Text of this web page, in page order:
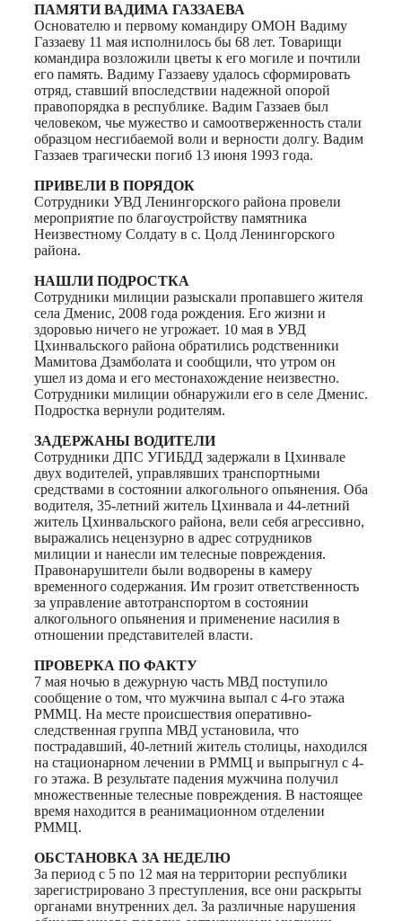
ПАМЯТИВАДИМА ГАЗЗАЕВА
Основателю и первому командиру ОМОН Вадиму
Газзаеву 11 мая исполнилось бы 68 лет. Товарищи
командира возложили цветы к его могиле и почтили
его память. Вадиму Газзаеву удалось сформировать
отряд, ставший впоследствии надежной опорой
правопорядка в республике. Вадим Газзаев был
человеком, чье мужество и самоотверженность стали
образцом несгибаемой воли и верности долгу. Вадим
Газзаев трагически погиб 13 июня 1993 года.
ПРИВЕЛИ В ПОРЯДОК
Сотрудники УВД Ленингорского района провели
мероприятие по благоустройству памятника
Неизвестному Солдату в с. Цолд Ленингорского
района.
НАШЛИ ПОДРОСТКА
Сотрудники милиции разыскали пропавшего жителя
села Дменис, 2008 года рождения. Его жизни и
здоровью ничего не угрожает. 10 мая в УВД
Цхинвальского района обратились родственники
Мамитова Дзамболата и сообщили, что утром он
ушел из дома и его местонахождение неизвестно.
Сотрудники милиции обнаружили его в селе Дменис.
Подростка вернули родителям.
ЗАДЕРЖАНЫ ВОДИТЕЛИ
Сотрудники ДПС УГИБДД задержали в Цхинвале
двух водителей, управлявших транспортными
средствами в состоянии алкогольного опьянения. Оба
водителя, 35-летний житель Цхинвала и 44-летний
житель Цхинвальского района, вели себя агрессивно,
выражались нецензурно в адрес сотрудников
милиции и нанесли им телесные повреждения.
Правонарушители были водворены в камеру
временного содержания. Им грозит ответственность
за управление автотранспортом в состоянии
алкогольного опьянения и применение насилия в
отношении представителей власти.
ПРОВЕРКА ПО ФАКТУ
7 мая ночью в дежурную часть МВД поступило
сообщение о том, что мужчина выпал с 4-го этажа
РММЦ. На месте происшествия оперативно-
следственная группа МВД установила, что
пострадавший, 40-летний житель столицы, находился
на стационарном лечении в РММЦ и выпрыгнул с 4-
го этажа. В результате падения мужчина получил
множественные телесные повреждения. В настоящее
время находится в реанимационном отделении
РММЦ.
ОБСТАНОВКА ЗА НЕДЕЛЮ
За период с 5 по 12 мая на территории республики
зарегистрировано 3 преступления, все они раскрыты
органами внутренних дел. За различные нарушения